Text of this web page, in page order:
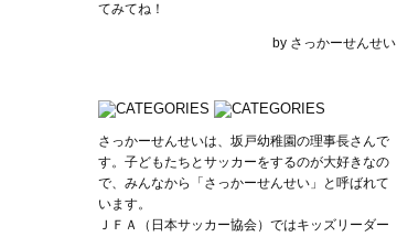
てみてね！
by さっかーせんせい
さっかーせんせいは、坂戸幼稚園の理事長さんで
す。子どもたちとサッカーをするのが大好きなの
で、みんなから「さっかーせんせい」と呼ばれて
います。
ＪＦＡ（日本サッカー協会）ではキッズリーダー